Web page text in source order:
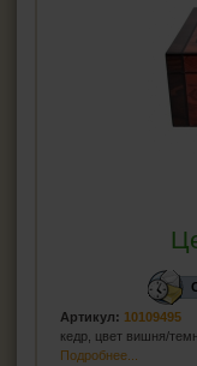
Артикул: 10109495
кедр, цвет вишня/
Подробнее...